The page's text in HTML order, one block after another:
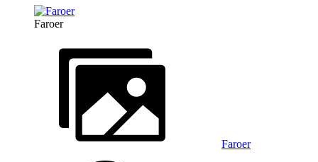
Faroer
Faroer